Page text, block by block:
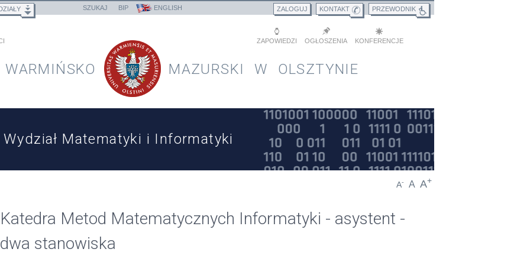
SZUKAJ BIP ENGLISH PRZEWODNIK
KONTAKT
ZALOGUJ
KONFERENCJE
OGŁOSZENIA
ZAPOWIEDZI
WARMIŃSKO MAZURSKI W OLSZTYNIE
Wydział Matematyki i Informatyki
A- A A+
Katedra Metod Matematycznych Informatyki - asystent -
dwa stanowiska